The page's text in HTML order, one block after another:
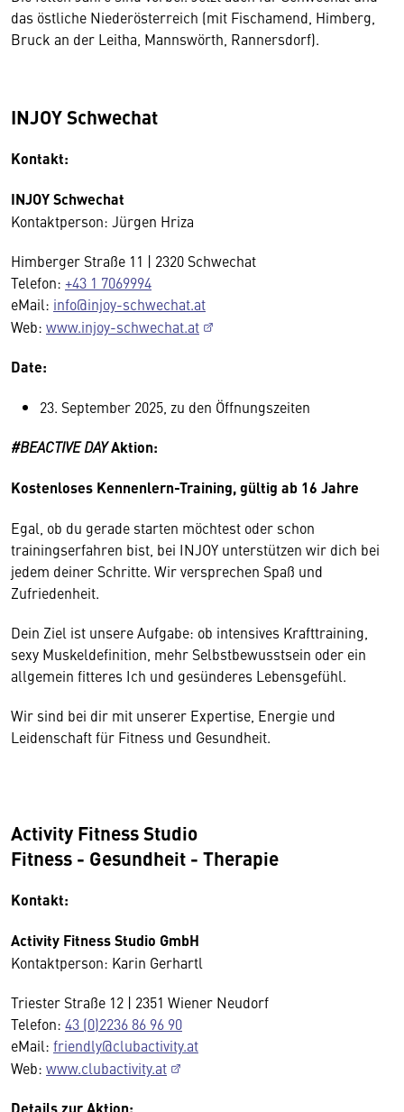
das östliche Niederösterreich (mit Fischamend, Himberg,
Bruck an der Leitha, Mannswörth, Rannersdorf).
INJOY Schwechat
Kontakt:
INJOY Schwechat
Kontaktperson: Jürgen Hriza
Himberger Straße 11 | 2320 Schwechat
Telefon: +43 1 7069994
eMail: info@injoy-schwechat.at
Web: www.injoy-schwechat.at
Date:
23. September 2025, zu den Öffnungszeiten
#BEACTIVE DAYAktion:
Kostenloses Kennenlern-Training, gültig ab 16 Jahre
Egal, ob du gerade starten möchtest oder schon
trainingserfahren bist, bei INJOY unterstützen wir dich bei
jedem deiner Schritte. Wir versprechen Spaß und
Zufriedenheit.
Dein Ziel ist unsere Aufgabe: ob intensives Krafttraining,
sexy Muskeldefinition, mehr Selbstbewusstsein oder ein
allgemein fitteres Ich und gesünderes Lebensgefühl.
Wir sind bei dir mit unserer Expertise, Energie und
Leidenschaft für Fitness und Gesundheit.
Activity Fitness Studio
Fitness - Gesundheit - Therapie
Kontakt:
Activity Fitness Studio GmbH
Kontaktperson: Karin Gerhartl
Triester Straße 12 | 2351 Wiener Neudorf
Telefon: 43 (0)2236 86 96 90
eMail: friendly@clubactivity.at
Web: www.clubactivity.at